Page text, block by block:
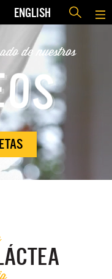
ENGLISH
de nuestros